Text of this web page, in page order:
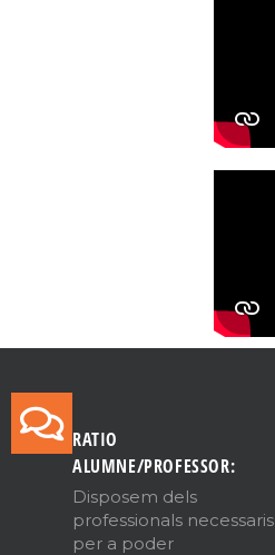
RATIO
ALUMNE/PROFESSOR:
Disposem dels
professionals necessaris
per a poder